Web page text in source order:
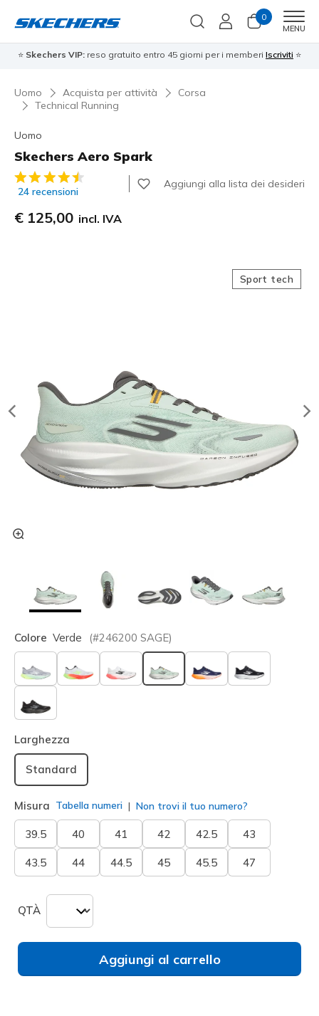
0
MENU
⭐ Skechers VIP: reso gratuito entro 45 giorni per i memberi Iscriviti ⭐
Uomo Acquista per attività
Corsa
Technical Running
Uomo
Skechers Aero Spark
Valutazione cliente 4,6 su 5
24 recensioni
Aggiungi alla lista dei desideri
€ 125,00 incl. IVA
Sport tech
Colore Verde (#246200 SAGE)
selezionato
Larghezza
Standard
Misura Tabella numeri Non trovi il tuo numero?
39.5 40 41 42 42.5 43
43.5 44 44.5 45 45.5 47
QTÀ
Aggiungi al carrello